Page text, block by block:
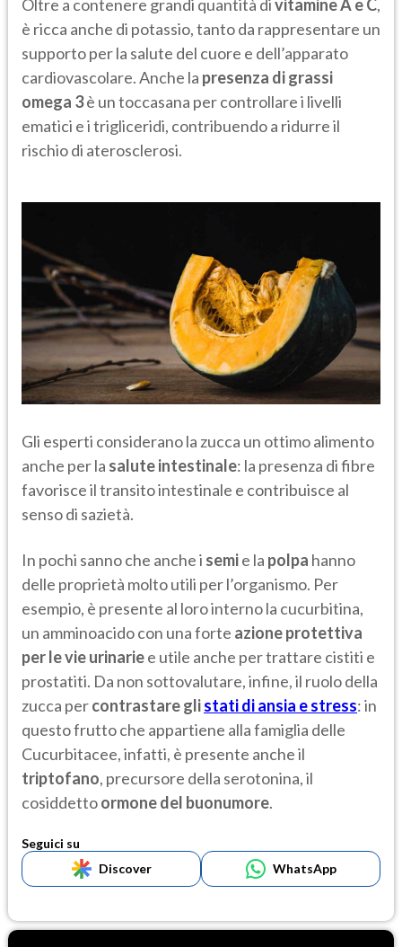
Oltre a contenere grandi quantità divitamine A e C,
è ricca anche di potassio, tanto da rappresentare un
supporto per la salute del cuore e dell’apparato
cardiovascolare. Anche la presenza di grassi
omega 3è un toccasana per controllare i livelli
ematici e i trigliceridi, contribuendo a ridurre il
rischio di aterosclerosi.
Gli esperti considerano la zucca un ottimo alimento
anche per la salute intestinale: la presenza di fibre
favorisce il transito intestinale e contribuisce al
senso di sazietà.
In pochi sanno che anche i semie la polpa hanno
delle proprietà molto utili per l’organismo. Per
esempio, è presente al loro interno la cucurbitina,
un amminoacido con una forte azione protettiva
per le vie urinariee utile anche per trattare cistiti e
prostatiti. Da non sottovalutare, infine, il ruolo della
zucca percontrastare glistati di ansia e stress: in
questo frutto che appartiene alla famiglia delle
Cucurbitacee, infatti, è presente anche il
triptofano, precursore della serotonina, il
cosiddettoormone del buonumore.
Seguici su
Discover
WhatsApp